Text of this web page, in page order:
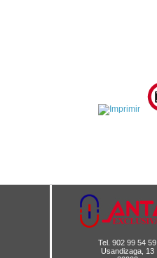
Tel. 902 99 54 59
Usandizaga, 13